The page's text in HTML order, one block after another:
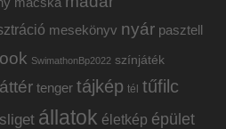
mesekönyv nyár pasztell
SwimathonBp2022 színjáték
tenger tájkép tél tűfilc
állatok életkép épület